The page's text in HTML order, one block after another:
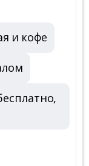
и кофе